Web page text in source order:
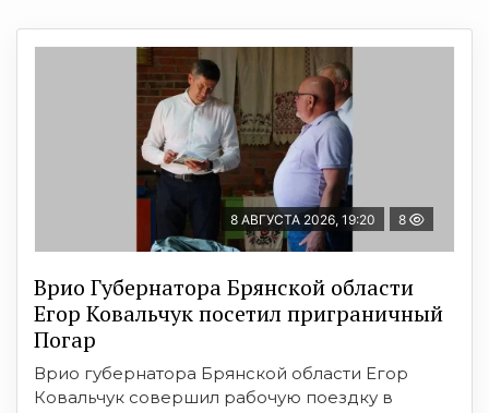
8 АВГУСТА 2026, 19:20 8
Врио Губернатора Брянской области
Егор Ковальчук посетил приграничный
Погар
Врио губернатора Брянской области Егор
Ковальчук совершил рабочую поездку в